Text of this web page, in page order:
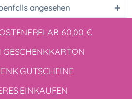
angesehen
AB 60,00 €
GESCHENKKARTON
GUTSCHEINE
EINKAUFEN